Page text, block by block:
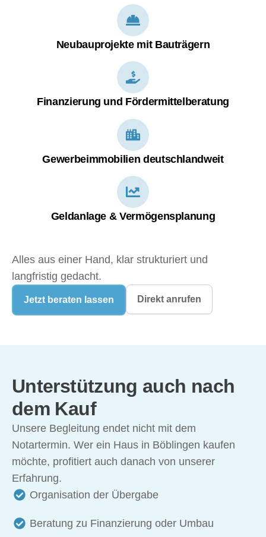
Neubauprojekte mit Bauträgern
Finanzierung und Fördermittelberatung
Gewerbeimmobilien deutschlandweit
Geldanlage & Vermögensplanung
Alles aus einer Hand, klar strukturiert und
langfristig gedacht.
Jetzt beraten lassen Direkt anrufen
Unterstützung auch nach
dem Kauf
Unsere Begleitung endet nicht mit dem
Notartermin. Wer ein Haus in Böblingen kaufen
möchte, profitiert auch danach von unserer
Erfahrung.
Organisation der Übergabe
Beratung zu Finanzierung oder Umbau